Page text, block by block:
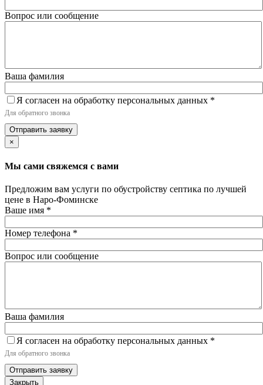
Вопрос или сообщение
Ваша фамилия
Я согласен на обработку персональных данных *
Для обратного звонка
Отправить заявку
×
Мы сами свяжемся с вами
Предложим вам услуги по обустройству септика по лучшей
цене в Наро-Фоминске
Ваше имя *
Номер телефона *
Вопрос или сообщение
Ваша фамилия
Я согласен на обработку персональных данных *
Для обратного звонка
Отправить заявку
Закрыть